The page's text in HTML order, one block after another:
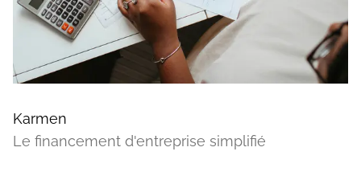
Karmen
Le financement d'entreprise simplifié